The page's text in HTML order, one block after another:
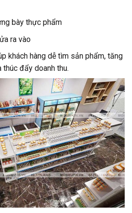
bày thực phẩm
ra vào
khách hàng dễ tìm sản phẩm, tăng
đẩy doanh thu.